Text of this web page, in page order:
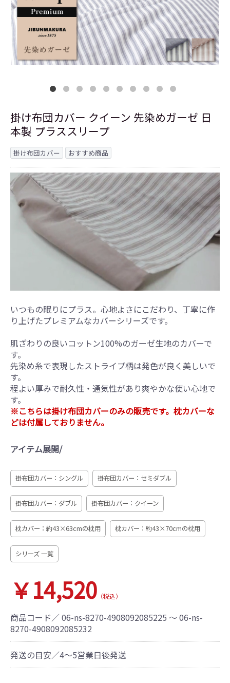
掛け布団カバー クイーン 先染めガーゼ 日
本製 プラススリープ
掛け布団カバー おすすめ商品
いつもの眠りにプラス。心地よさにこだわり、丁寧に作
り上げたプレミアムなカバーシリーズです。
肌ざわりの良いコットン100%のガーゼ生地のカバーで
す。
先染め糸で表現したストライプ柄は発色が良く美しいで
す。
程よい厚みで耐久性・通気性があり爽やかな使い心地で
す。
※こちらは掛け布団カバーのみの販売です。枕カバーな
どは付属しておりません。
アイテム展開/
掛布団カバー：シングル 掛布団カバー：セミダブル
掛布団カバー：ダブル 掛布団カバー：クイーン
枕カバー：約43×63cmの枕用 枕カバー：約43×70cmの枕用
シリーズ 一覧
￥14,520 （税込）
商品コード／ 06-ns-8270-4908092085225 ～ 06-ns-
8270-4908092085232
発送の目安／4～5営業日後発送